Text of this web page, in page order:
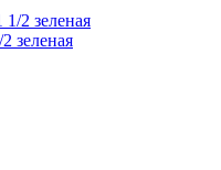
зеленая